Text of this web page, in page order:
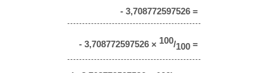
- 3,708772597526 =
- 3,708772597526 × 100/100=